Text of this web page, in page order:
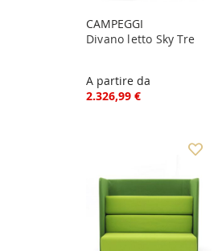
CAMPEGGI
Divano letto Sky Tre
A partire da
2.326,99 €